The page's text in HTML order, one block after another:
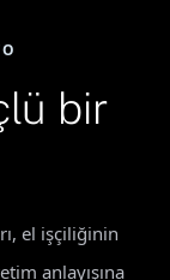
bir
el işçiliğinin
anlayışına